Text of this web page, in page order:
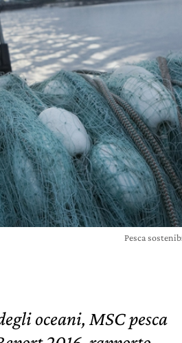
Pesca
oceani, MSC pesca